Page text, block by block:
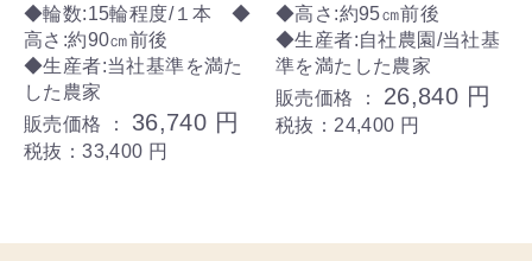
◆輪数:15輪程度/１本 ◆
高さ:約90㎝前後
◆生産者:当社基準を満た
した農家
販売価格 ： 36,740 円
税抜：33,400 円
◆高さ:約95㎝前後
◆生産者:自社農園/当社基
準を満たした農家
販売価格 ： 26,840 円
税抜：24,400 円